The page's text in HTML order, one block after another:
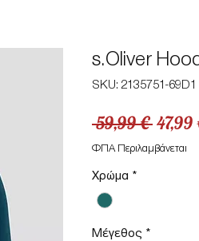
s.Oliver
SKU: 2135751-69D1
59,99 €
τιμή
47,99
ΦΠΑ Περιλαμβάνεται
Χρώμα *
Μέγεθος *